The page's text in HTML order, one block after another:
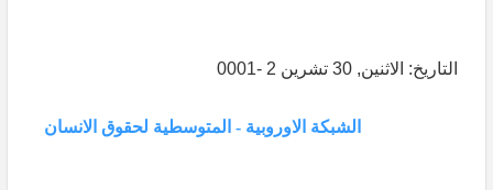
التاريخ: الاثنين, 30 تشرين 2 -0001
الشبكة الاوروبية - المتوسطية لحقوق الانسان